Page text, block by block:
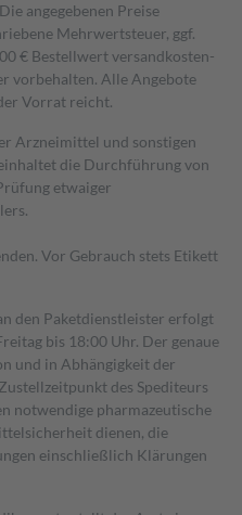
angegebenen Preise
Mehrwertsteuer, ggf.
€ Bestell­wert versand­kosten­
vorbehalten. Alle Angebote
Vorrat reicht.
Arzneimittel und sonstigen
die Durchführung von
etwaiger
Vor Gebrauch stets Etikett
den Paketdienstleister erfolgt
bis 18:00 Uhr. Der genaue
und in Abhängigkeit der
des Spediteurs
notwendige pharmazeutische
dienen, die
einschließlich Klärungen